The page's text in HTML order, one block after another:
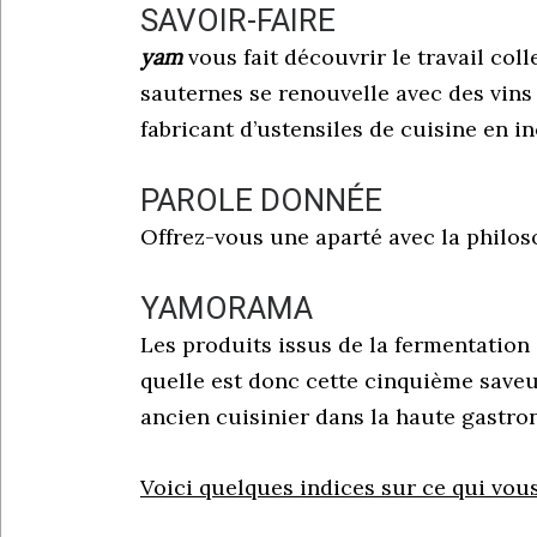
SAVOIR-FAIRE
yamvous fait découvrir le travail
sauternes se renouvelle avec des
fabricant d’ustensiles de cuisine en
PAROLE DONNÉE
Offrez-vous une aparté avec la
YAMORAMA
Les produits issus de la fermentation
quelle est donc cette cinquième
ancien cuisinier dans la haute
Voici quelques indices sur ce qui